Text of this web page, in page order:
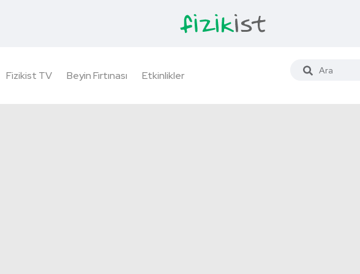
Fizikist TV Beyin Fırtınası Etkinlikler